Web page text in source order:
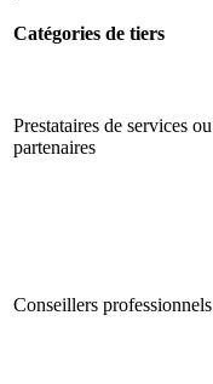
Catégories de tiers
Prestataires de services ou
partenaires
Conseillers professionnels